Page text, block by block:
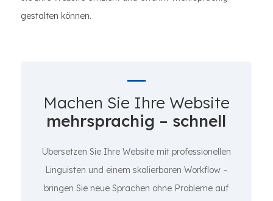
gestalten können.
Machen Sie Ihre Website
mehrsprachig – schnell
Übersetzen Sie Ihre Website mit professionellen
Linguisten und einem skalierbaren Workflow –
bringen Sie neue Sprachen ohne Probleme auf